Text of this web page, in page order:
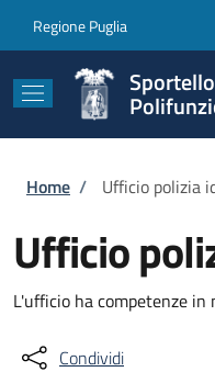
Regione Puglia
Briciole di
Home / Ufficio polizia
Ufficio
L'ufficio ha competenze
Condividi